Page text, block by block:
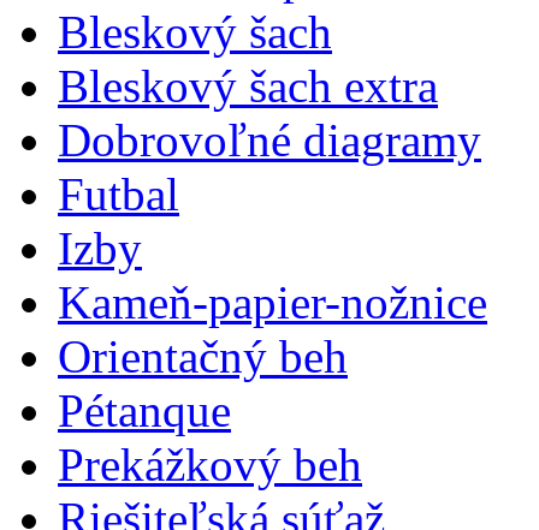
Bleskový šach
Bleskový šach extra
Dobrovoľné diagramy
Futbal
Izby
Kameň-papier-nožnice
Orientačný beh
Pétanque
Prekážkový beh
Riešiteľská súťaž